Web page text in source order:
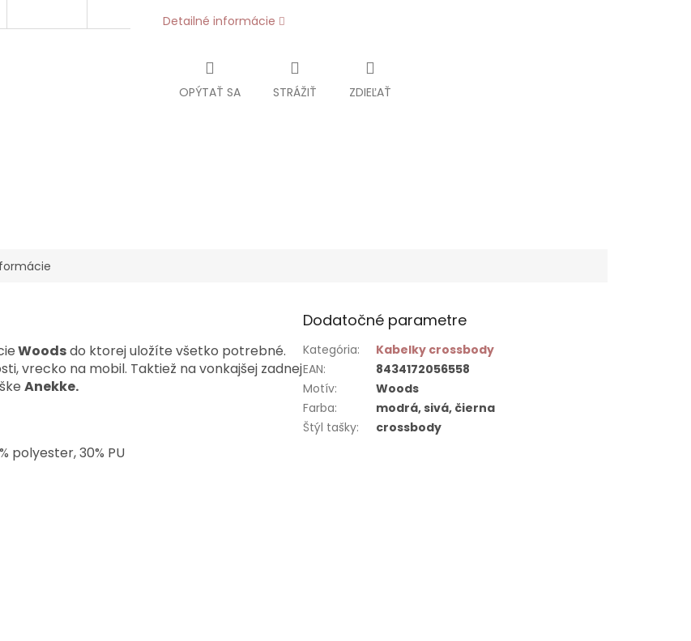
Detailné informácie
OPÝTAŤ SA STRÁŽIŤ ZDIEĽAŤ
Woodsdo ktorej uložíte všetko potrebné.
vrecko na mobil. Taktiež na vonkajšej zadnej
Anekke.
polyester, 30% PU
Dodatočné parametre
Kategória:
Kabelky crossbody
EAN:
8434172056558
Motív:
Woods
Farba:
modrá, sivá, čierna
Štýl tašky: crossbody